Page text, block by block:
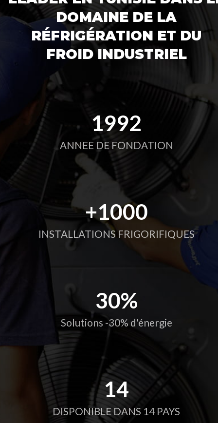
DOMAINE DE LA
RÉFRIGÉRATION ET DU
FROID INDUSTRIEL
1992
ANNEE DE FONDATION
1000
INSTALLATIONS FRIGORIFIQUES
30
Solutions -30% d'énergie
14
DISPONIBLE DANS 14 PAYS